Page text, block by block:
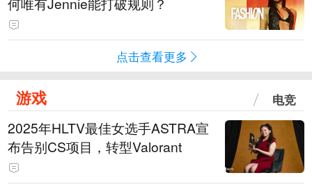
点击查看更多
游戏 电竞
2025年HLTV最佳女选手ASTRA宣
布告别CS项目，转型Valorant